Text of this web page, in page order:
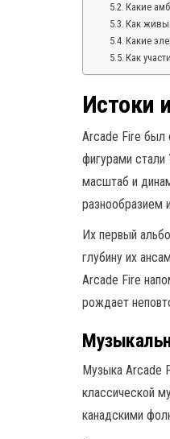
Какие
Как
Какие
Как
Истоки
Arcade Fire был
фигурами стали
масштаб и
разнообразием
Их первый
глубину их
Arcade Fire
рождает
Музыка Arcade
классической
канадскими